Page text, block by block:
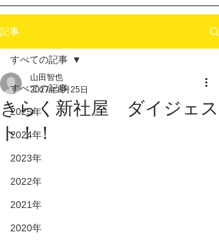
記事
すべての記事
2025年
2024年
2023年
2022年
2021年
2020年
すべての記事
きらく新社屋 ダイジェス
ト！！
山田智也
2017年8月25日